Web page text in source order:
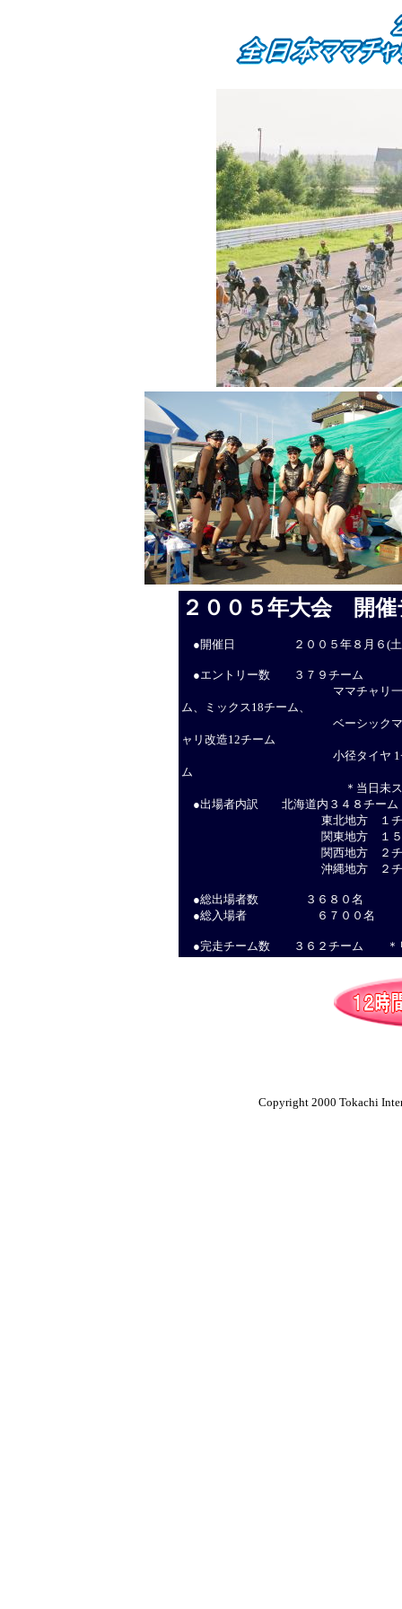
２００５年大会 開催
●開催日 ２００５年８月６(土)
●エントリー数 ３７９チーム
ママチャリ一般103チーム
ム、ミックス18チーム、
ベーシックママチャリ一般
ャリ改造12チーム
小径タイヤ 1チーム、エン
ム
＊当日未スタート
●出場者内訳 北海道内３４８チーム
東北地方 １チー
関東地方 １５チ
関西地方 ２チー
沖縄地方 ２チー
●総出場者数 ３６８０名
●総入場者 ６７００名
●完走チーム数 ３６２チーム ＊リ
Copyright 2000 Tokachi